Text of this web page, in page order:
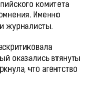
комитета
Именно
журналисты.
оказались втянуты
что агентство